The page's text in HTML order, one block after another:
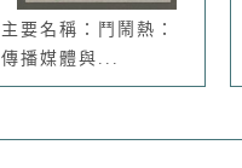
主要名稱：鬥鬧熱：
傳播媒體與...